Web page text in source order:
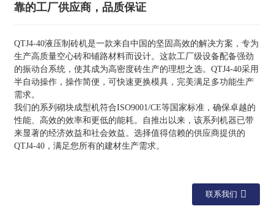
靠的工厂供应商，品质保证
QTJ4-40液压制砖机是一款来自中国的坚固高效的解决方案，专为
生产高质量空心砖和铺路材料而设计。这款工厂级设备配备强劲
的振动台系统，使其成为高密度砖生产的理想之选。QTJ4-40采用
半自动操作，操作简便，可快速更换模具，完美满足多功能生产
需求。
我们的系列砌块成型机符合ISO9001/CE等国家标准，确保卓越的
性能、高效的效率和更低的能耗。自推出以来，该系列机器已带
来显著的经济效益和社会效益。选择值得信赖的供应商提供的
QTJ4-40，满足您所有的建材生产需求。
联系我们